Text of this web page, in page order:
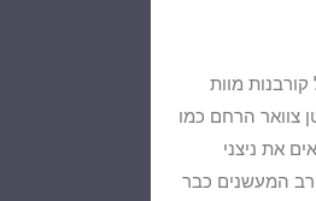
מוות
צוואר הרחם כמו
את ניצני
מתופעת העישון, שכן סקר ישראלי שערכנו מצא כי 40.2% מקרב המעשנים כבר